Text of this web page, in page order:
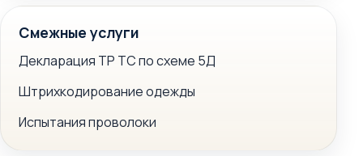
Смежные услуги
Декларация ТР ТС по схеме 5Д
Штрихкодирование одежды
Испытания проволоки